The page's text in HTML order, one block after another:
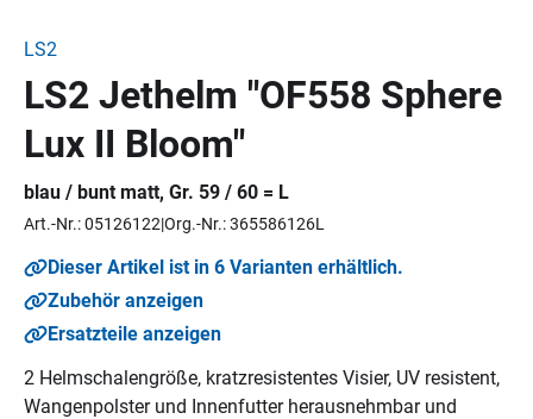
LS2
LS2 Jethelm "OF558 Sphere
Lux II Bloom"
blau / bunt matt, Gr. 59 / 60 = L
Art.-Nr.: 05126122 Org.-Nr.: 365586126L
Dieser Artikel ist in 6 Varianten erhältlich.
Zubehör anzeigen
Ersatzteile anzeigen
2 Helmschalengröße, kratzresistentes Visier, UV resistent,
Wangenpolster und Innenfutter herausnehmbar und